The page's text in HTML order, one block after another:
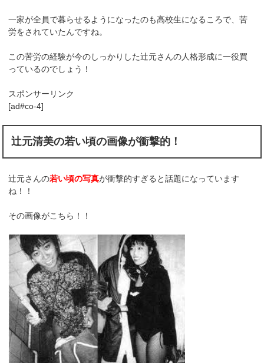
一家が全員で暮らせるようになったのも高校生になるころで、苦
労をされていたんですね。
この苦労の経験が今のしっかりした辻元さんの人格形成に一役買
っているのでしょう！
スポンサーリンク
[ad#co-4]
辻元清美の若い頃の画像が衝撃的！
辻元さんの若い頃の写真が衝撃的すぎると話題になっています
ね！！
その画像がこちら！！